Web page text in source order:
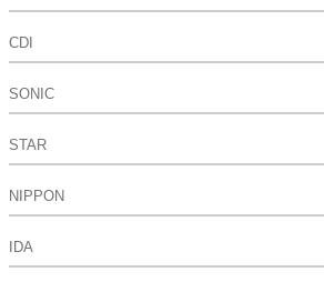
CDI
SONIC
STAR
NIPPON
IDA